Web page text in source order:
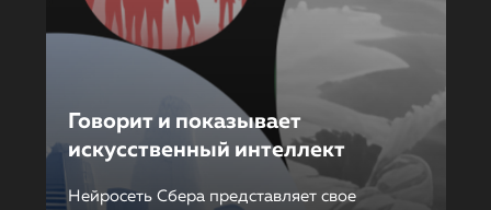
Говорит и показывает
искусственный интеллект
Нейросеть Сбера представляет свое